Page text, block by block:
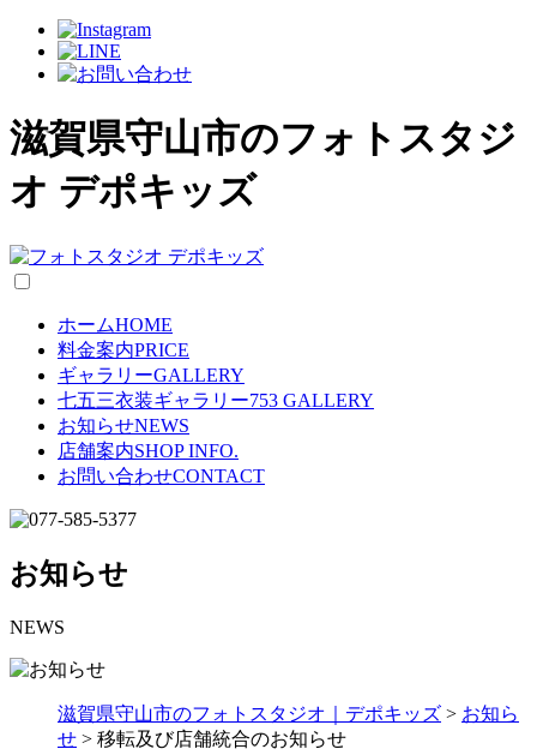
滋賀県守山市のフォトスタジ
オ デポキッズ
ホームHOME
料金案内PRICE
ギャラリーGALLERY
七五三衣装ギャラリー753 GALLERY
お知らせNEWS
店舗案内SHOP INFO.
お問い合わせCONTACT
お知らせ
NEWS
滋賀県守山市のフォトスタジオ｜デポキッズ > お知ら
せ > 移転及び店舗統合のお知らせ